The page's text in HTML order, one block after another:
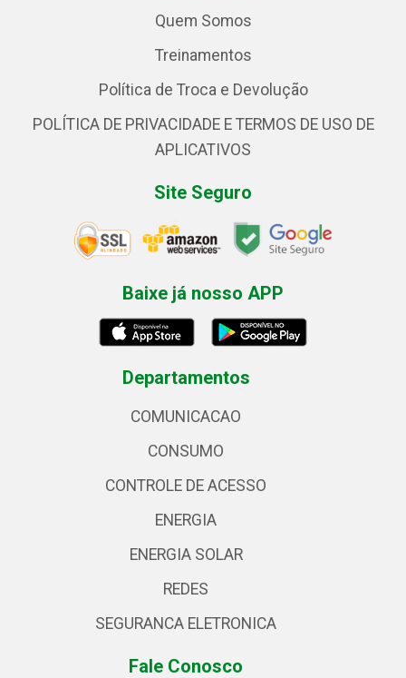
Quem Somos
Treinamentos
Política de Troca e Devolução
POLÍTICA DE PRIVACIDADE E TERMOS DE USO DE
APLICATIVOS
Site Seguro
Baixe já nosso APP
Departamentos
COMUNICACAO
CONSUMO
CONTROLE DE ACESSO
ENERGIA
ENERGIA SOLAR
REDES
SEGURANCA ELETRONICA
Fale Conosco